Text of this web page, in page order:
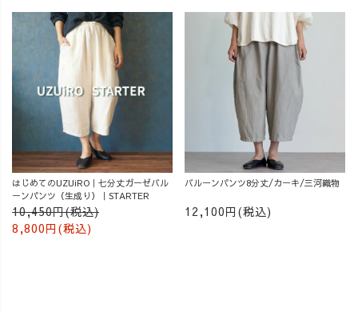
はじめてのUZUiRO｜七分丈ガーゼバル
ーンパンツ（生成り）｜STARTER
10,450円(税込)
8,800円(税込)
バルーンパンツ8分丈/カーキ/三河織物
12,100円(税込)